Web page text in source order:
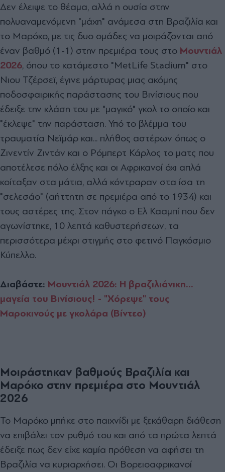
Δεν έλειψε το θέαμα, αλλά η ουσία στην
πολυαναμενόμενη "μάχη" ανάμεσα στη Βραζιλία και
το Μαρόκο, με τις δυο ομάδες να μοιράζονται από
έναν βαθμό (1-1) στην πρεμιέρα τους στο Μουντιάλ
2026, όπου το κατάμεστο "MetLife Stadium" στο
Νιου Τζέρσεϊ, έγινε μάρτυρας μιας ακόμης
ποδοσφαιρικής παράστασης του Βινίσιους που
έδειξε την κλάση του με "μαγικό" γκολ το οποίο και
"έκλεψε" την παράσταση. Υπό το βλέμμα του
τραυματία Νεϊμάρ και... πλήθος αστέρων όπως ο
Ζινεντίν Ζιντάν και ο Ρόμπερτ Κάρλος το ματς που
αποτέλεσε πόλο έλξης και οι Αφρικανοί όχι απλά
κοίταξαν στα μάτια, αλλά κόντραραν στα ίσα τη
"σελεσάο" (αήττητη σε πρεμιέρα από το 1934) και
τους αστέρες της. Στον πάγκο ο Ελ Κααμπί που δεν
αγωνίστηκε, 10 λεπτά καθυστερήσεων, τα
περισσότερα μέχρι στιγμής στο φετινό Παγκόσμιο
Κύπελλο.
Διαβάστε: Mουντιάλ 2026: Η βραζιλιάνικη...
μαγεία του Βινίσιους! - "Χόρεψε" τους
Μαροκινούς με γκολάρα (Βίντεο)
Μοιράστηκαν βαθμούς Βραζιλία και
Μαρόκο στην πρεμιέρα στο Μουντιάλ
2026
Το Μαρόκο μπήκε στο παιχνίδι με ξεκάθαρη διάθεση
να επιβάλει τον ρυθμό του και από τα πρώτα λεπτά
έδειξε πως δεν είχε καμία πρόθεση να αφήσει τη
Βραζιλία να κυριαρχήσει. Οι Βορειοαφρικανοί